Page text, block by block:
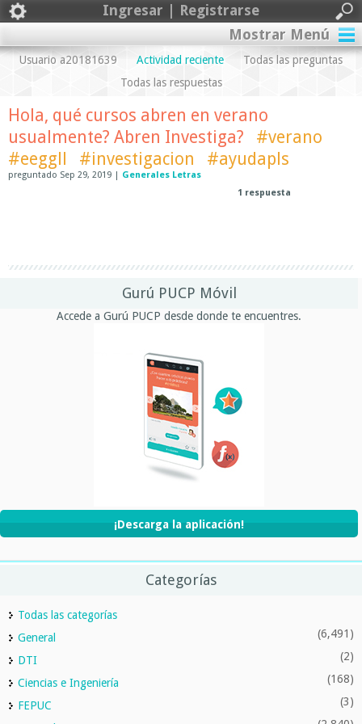
Ingresar | Registrarse
Mostrar Menú
Usuario a20181639 Actividad reciente
Todas las preguntas
Todas las respuestas
Hola, qué cursos abren en verano
usualmente? Abren Investiga?
#verano
#eeggll
#investigacion #ayudapls
preguntado Sep 29, 2019 | Generales Letras
1 respuesta
Gurú PUCP Móvil
Accede a Gurú PUCP desde donde te encuentres.
¡Descarga la aplicación!
Categorías
Todas las categorías
General
(6,491)
DTI (2)
Ciencias e Ingeniería (168)
FEPUC (3)